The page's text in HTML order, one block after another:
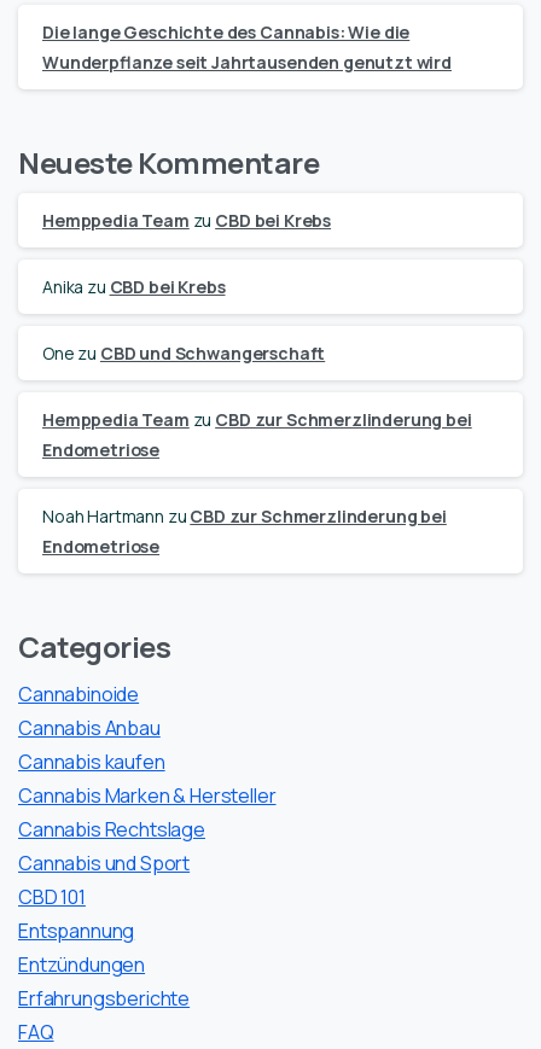
Die lange Geschichte des Cannabis: Wie die
Wunderpflanze seit Jahrtausenden genutzt wird
Neueste Kommentare
Hemppedia Team zu CBD bei Krebs
Anika zu CBD bei Krebs
One zu CBD und Schwangerschaft
Hemppedia Team zu CBD zur Schmerzlinderung bei
Endometriose
Noah Hartmann zu CBD zur Schmerzlinderung bei
Endometriose
Categories
Cannabinoide
Cannabis Anbau
Cannabis kaufen
Cannabis Marken & Hersteller
Cannabis Rechtslage
Cannabis und Sport
CBD 101
Entspannung
Entzündungen
Erfahrungsberichte
FAQ